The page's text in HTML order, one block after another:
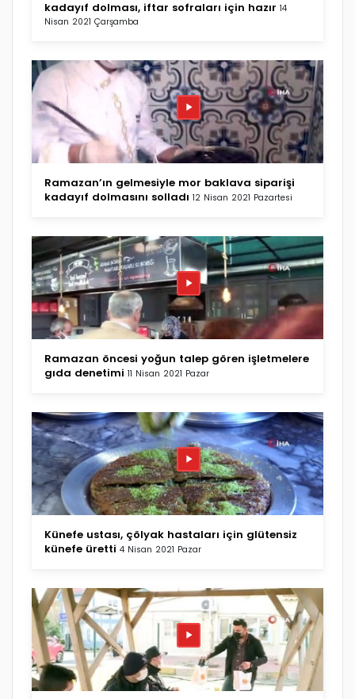
kadayıf dolması, iftar sofraları için hazır 14
Nisan 2021 Çarşamba
Ramazan’ın gelmesiyle mor baklava siparişi
kadayıf dolmasını solladı 12 Nisan 2021 Pazartesi
Ramazan öncesi yoğun talep gören işletmelere
gıda denetimi 11 Nisan 2021 Pazar
Künefe ustası, çölyak hastaları için glütensiz
künefe üretti 4 Nisan 2021 Pazar